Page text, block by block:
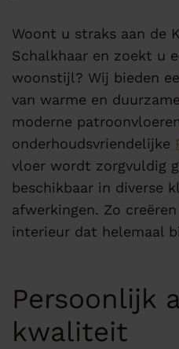
Woont u straks aan de
Schalkhaar en zoekt u
woonstijl? Wij bieden
van warme en duurzame
moderne
onderhoudsvriendelijke
vloer wordt zorgvuldig
beschikbaar in diverse
afwerkingen. Zo
interieur dat helemaal
Persoonlijk
kwaliteit